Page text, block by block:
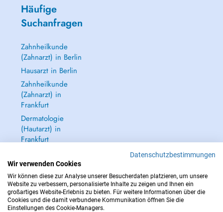
Häufige
Suchanfragen
Zahnheilkunde
(Zahnarzt) in Berlin
Hausarzt in Berlin
Zahnheilkunde
(Zahnarzt) in
Frankfurt
Dermatologie
(Hautarzt) in
Frankfurt
IM NOTFALL WENDEN SIE SICH AN : 112
Datenschutzbestimmungen
Wir verwenden Cookies
Wir können diese zur Analyse unserer Besucherdaten platzieren, um unsere
Website zu verbessern, personalisierte Inhalte zu zeigen und Ihnen ein
großartiges Website-Erlebnis zu bieten. Für weitere Informationen über die
Cookies und die damit verbundene Kommunikation öffnen Sie die
Einstellungen des Cookie-Managers.